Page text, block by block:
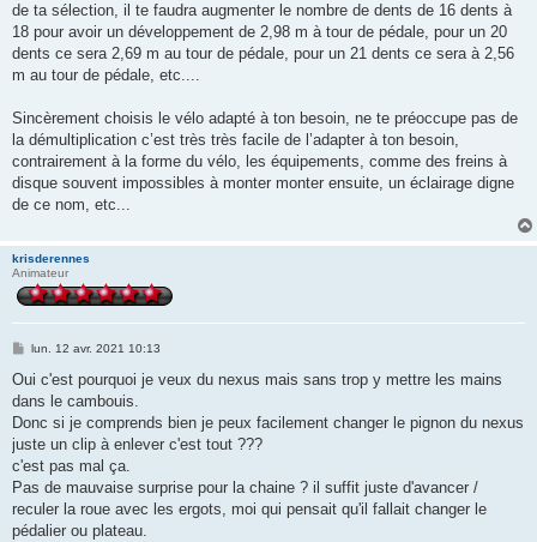
de ta sélection, il te faudra augmenter le nombre de dents de 16 dents à
18 pour avoir un développement de 2,98 m à tour de pédale, pour un 20
dents ce sera 2,69 m au tour de pédale, pour un 21 dents ce sera à 2,56
m au tour de pédale, etc....
Sincèrement choisis le vélo adapté à ton besoin, ne te préoccupe pas de
la démultiplication c’est très très facile de l’adapter à ton besoin,
contrairement à la forme du vélo, les équipements, comme des freins à
disque souvent impossibles à monter monter ensuite, un éclairage digne
de ce nom, etc...
krisderennes
Animateur
M
s
a
g
lun. 12 avr. 2021 10:13
Oui c'est pourquoi je veux du nexus mais sans trop y mettre les mains
dans le cambouis.
Donc si je comprends bien je peux facilement changer le pignon du nexus
juste un clip à enlever c'est tout ???
c'est pas mal ça.
Pas de mauvaise surprise pour la chaine ? il suffit juste d'avancer /
reculer la roue avec les ergots, moi qui pensait qu'il fallait changer le
pédalier ou plateau.